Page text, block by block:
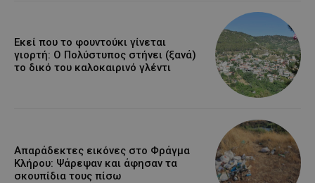
Εκεί που το φουντούκι γίνεται
γιορτή: Ο Πολύστυπος στήνει (ξανά)
το δικό του καλοκαιρινό γλέντι
Απαράδεκτες εικόνες στο Φράγμα
Κλήρου: Ψάρεψαν και άφησαν τα
σκουπίδια τους πίσω